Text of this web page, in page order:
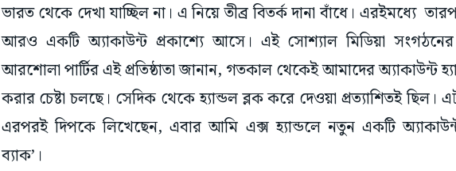
ভারত থেকে দেখা যাচ্ছিল না। এ নিয়ে তীব্র বিতর্ক দানা বাঁধে। এরইমধ্যে
আরও একটি অ্যাকাউন্ট প্রকাশ্যে আসে। এই সোশ্যাল মিডিয়া
আরশোলা পার্টির এই প্রতিষ্ঠাতা জানান, গতকাল থেকেই আমাদের অ্যাকাউন্ট
করার চেষ্টা চলছে। সেদিক থেকে হ্যান্ডল ব্লক করে দেওয়া প্রত্যাশিতই ছিল।
এরপরই দিপকে লিখেছেন, এবার আমি এক্স হ্যান্ডলে নতুন একটি
ব্যাক’।